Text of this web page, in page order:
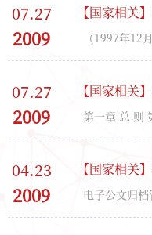
07.27
2009
【国家相关】
07.27
2009
【国家相关】
04.23
2009
【国家相关】